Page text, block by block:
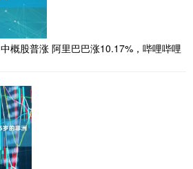
概股普涨 阿里巴巴涨10.17%，哔哩哔哩